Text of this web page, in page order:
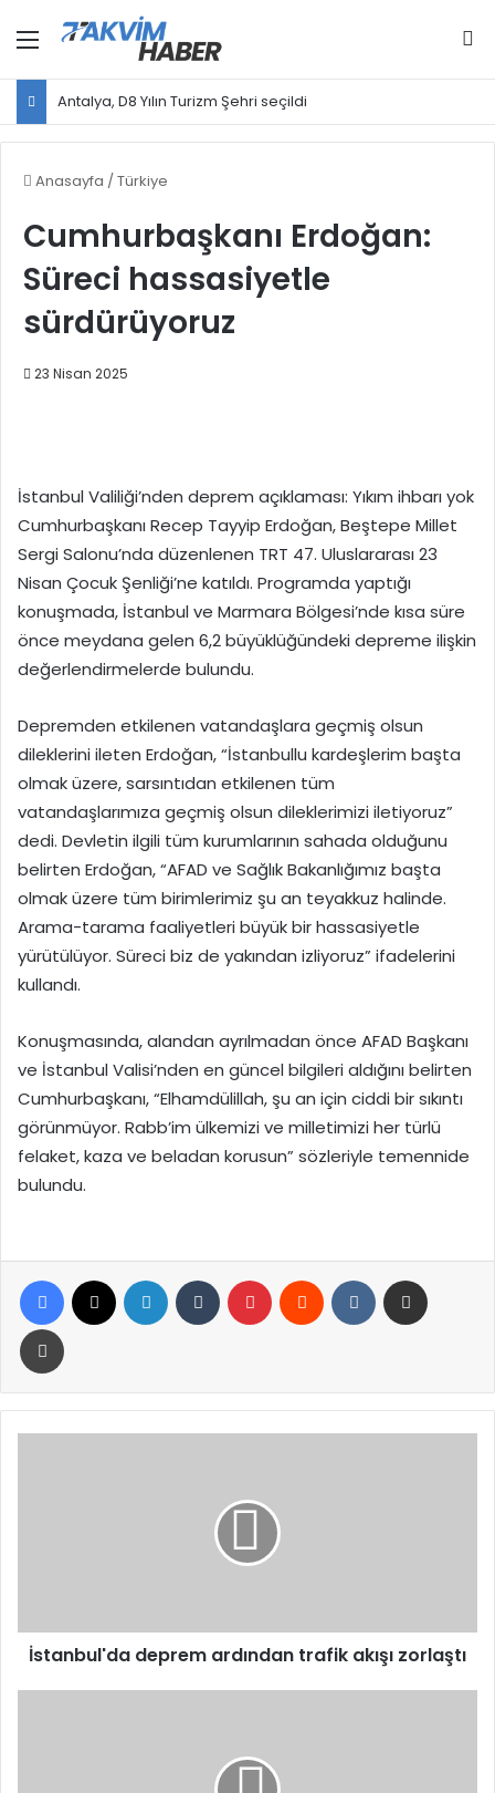
Menü
Antalya, D8 Yılın Turizm Şehri seçildi
Anasayfa / Türkiye
Cumhurbaşkanı Erdoğan:
Süreci hassasiyetle
sürdürüyoruz
23 Nisan 2025
İstanbul Valiliği’nden deprem açıklaması: Yıkım ihbarı yok
Cumhurbaşkanı Recep Tayyip Erdoğan, Beştepe Millet
Sergi Salonu’nda düzenlenen TRT 47. Uluslararası 23
Nisan Çocuk Şenliği’ne katıldı. Programda yaptığı
konuşmada, İstanbul ve Marmara Bölgesi’nde kısa süre
önce meydana gelen 6,2 büyüklüğündeki depreme ilişkin
değerlendirmelerde bulundu.
Depremden etkilenen vatandaşlara geçmiş olsun
dileklerini ileten Erdoğan, “İstanbullu kardeşlerim başta
olmak üzere, sarsıntıdan etkilenen tüm
vatandaşlarımıza geçmiş olsun dileklerimizi iletiyoruz”
dedi. Devletin ilgili tüm kurumlarının sahada olduğunu
belirten Erdoğan, “AFAD ve Sağlık Bakanlığımız başta
olmak üzere tüm birimlerimiz şu an teyakkuz halinde.
Arama-tarama faaliyetleri büyük bir hassasiyetle
yürütülüyor. Süreci biz de yakından izliyoruz” ifadelerini
kullandı.
Konuşmasında, alandan ayrılmadan önce AFAD Başkanı
ve İstanbul Valisi’nden en güncel bilgileri aldığını belirten
Cumhurbaşkanı, “Elhamdülillah, şu an için ciddi bir sıkıntı
görünmüyor. Rabb’im ülkemizi ve milletimizi her türlü
felaket, kaza ve beladan korusun” sözleriyle temennide
bulundu.
Facebook LinkedIn Tumblr Pinterest Reddit VKontakte
Yazdır
İstanbul'da deprem ardından trafik akışı zorlaştı